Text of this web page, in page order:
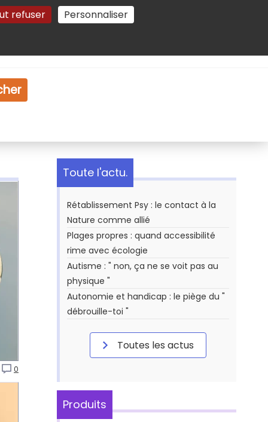
refuser Personnaliser
Gestion des cookies
0
Toute l'actu.
Rétablissement Psy : le contact à la
Nature comme allié
Plages propres : quand accessibilité
rime avec écologie
Autisme : " non, ça ne se voit pas au
physique "
Autonomie et handicap : le piège du "
débrouille-toi "
Toutes les actus
Produits